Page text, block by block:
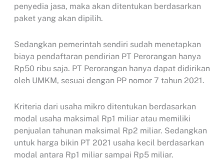
penyedia jasa, maka akan ditentukan berdasarkan
paket yang akan dipilih.
Sedangkan pemerintah sendiri sudah menetapkan
biaya pendaftaran pendirian PT Perorangan hanya
Rp50 ribu saja. PT Perorangan hanya dapat didirikan
oleh UMKM, sesuai dengan PP nomor 7 tahun 2021.
Kriteria dari usaha mikro ditentukan berdasarkan
modal usaha maksimal Rp1 miliar atau memiliki
penjualan tahunan maksimal Rp2 miliar. Sedangkan
untuk harga bikin PT 2021 usaha kecil berdasarkan
modal antara Rp1 miliar sampai Rp5 miliar.